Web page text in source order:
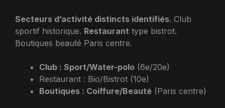
Secteurs d’activité distincts identifiés. Club
sportif historique. Restaurant type bistrot.
Boutiques beauté Paris centre.
Club : Sport/Water-polo (6e/20e)
Restaurant : Bio/Bistrot (10e)
Boutiques : Coiffure/Beauté (Paris centre)